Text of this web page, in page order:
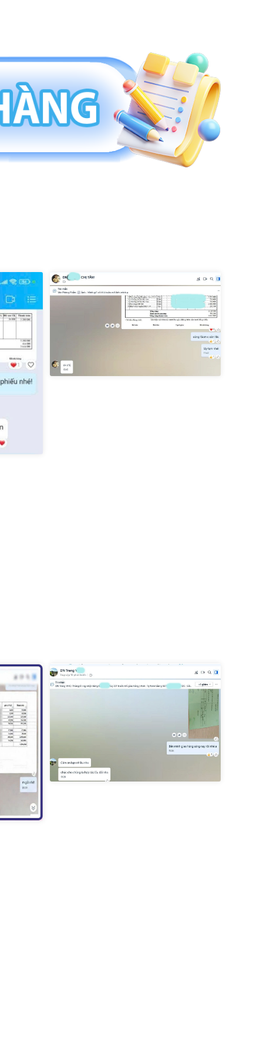
Dao - Kéo Văn Phòng
Kẹp Giấy- Kẹp Đen
Máy Tính Cầm Tay
Mực In, Photocopy